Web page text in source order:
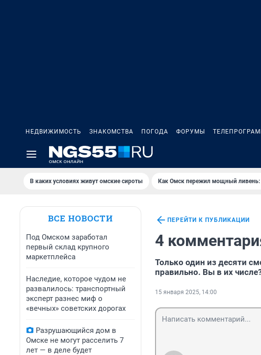
НЕДВИЖИМОСТЬ ЗНАКОМСТВА ПОГОДА ФОРУМЫ
В каких условиях живут омские сироты Как Омск пережил мощный
ВСЕ НОВОСТИ
Под Омском заработал
первый склад крупного
маркетплейса
Наследие, которое чудом не
развалилось: транспортный
эксперт разнес миф о
«вечных» советских дорогах
Разрушающийся дом в
Омске не могут расселить 7
лет — в деле будет
ПЕРЕЙТИ К ПУБЛИКАЦИИ
4
Только один из десяти
правильно. Вы в их
15 января 2025, 14:00